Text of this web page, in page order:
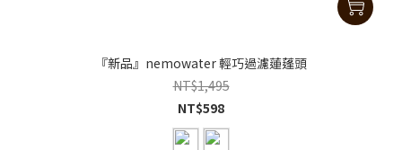
『新品』nemowater 輕巧過濾蓮蓬頭
NT$1,495
NT$598